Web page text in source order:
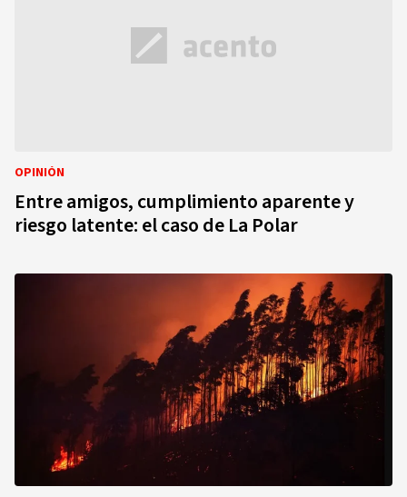
OPINIÓN
Entre amigos, cumplimiento aparente y
riesgo latente: el caso de La Polar